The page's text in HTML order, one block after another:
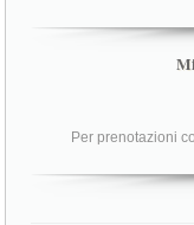
Per prenotazioni